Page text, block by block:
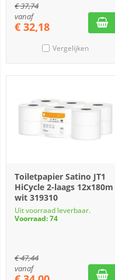
€37,74
vanaf
€ 32,18
Vergelijken
Toiletpapier Satino JT1
HiCycle 2-laags 12x180m
wit 319310
Uit voorraad leverbaar.
Voorraad: 74
€47,44
vanaf